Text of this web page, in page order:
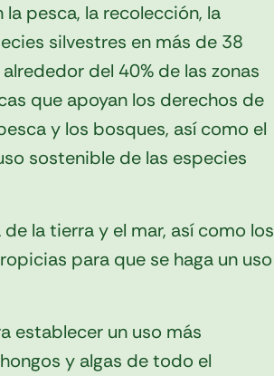
pesca, la recolección, la
silvestres en más de 38
del 40% de las zonas
que apoyan los derechos de
y los bosques, así como el
sostenible de las especies
la tierra y el mar, así como los
para que se haga un uso
establecer un uso más
y algas de todo el